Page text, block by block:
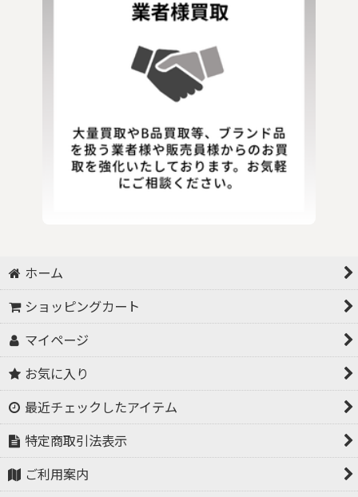
ホーム
ショッピングカート
マイページ
お気に入り
最近チェックしたアイテム
特定商取引法表示
ご利用案内